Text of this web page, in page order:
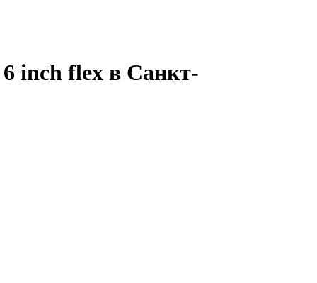
inch flex в Санкт-